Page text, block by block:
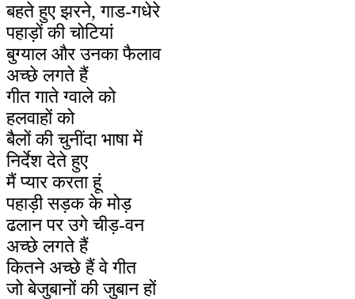
बहते हुए झरने, गाड-गधेरे
पहाड़ों की चोटियां
बुग्याल और उनका फैलाव
अच्छे लगते हैं
गीत गाते ग्वाले को
हलवाहों को
बैलों की चुनींदा भाषा में
निर्देश देते हुए
मैं प्यार करता हूं
पहाड़ी सड़क के मोड़
ढलान पर उगे चीड़-वन
अच्छे लगते हैं
कितने अच्छे हैं वे गीत
जो बेजुबानों की जुबान हों